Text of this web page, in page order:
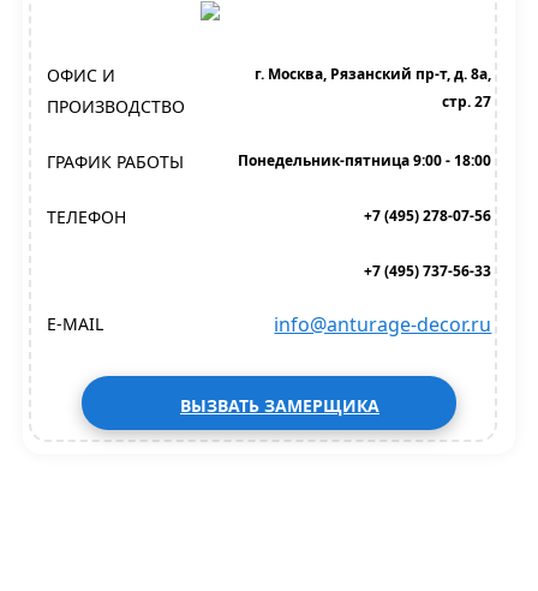
ОФИС И
ПРОИЗВОДСТВО
г. Москва, Рязанский пр-т, д. 8а,
стр. 27
ГРАФИК РАБОТЫ Понедельник-пятница 9:00 - 18:00
ТЕЛЕФОН +7 (495) 278-07-56
+7 (495) 737-56-33
E-MAIL info@anturage-decor.ru
ВЫЗВАТЬ ЗАМЕРЩИКА